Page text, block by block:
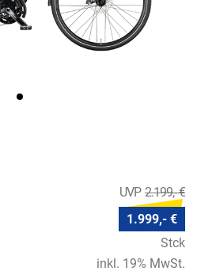
2.199,- €
1.999,- €
Stck
inkl. 19% MwSt.